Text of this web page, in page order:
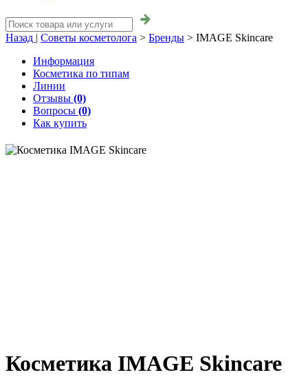
Назад | Советы косметолога > Бренды > IMAGE Skincare
Информация
Косметика по типам
Линии
Отзывы (0)
Вопросы (0)
Как купить
Косметика IMAGE Skincare